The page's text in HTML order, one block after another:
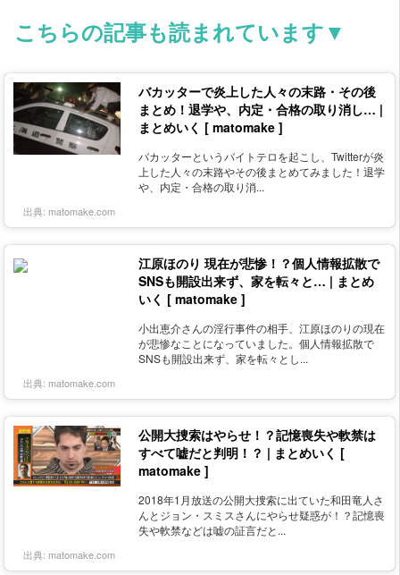
こちらの記事も読まれています▼
バカッターで炎上した人々の末路・その後
まとめ！退学や、内定・合格の取り消し… |
まとめいく [ matomake ]
バカッターというバイトテロを起こし、Twitterが炎
上した人々の末路やその後まとめてみました！退学
や、内定・合格の取り消...
出典: matomake.com
江原ほのり 現在が悲惨！？個人情報拡散で
SNSも開設出来ず、家を転々と… | まとめ
いく [ matomake ]
小出恵介さんの淫行事件の相手、江原ほのりの現在
が悲惨なことになっていました。個人情報拡散で
SNSも開設出来ず、家を転々とし...
出典: matomake.com
公開大捜索はやらせ！？記憶喪失や軟禁は
すべて嘘だと判明！？ | まとめいく [
matomake ]
2018年1月放送の公開大捜索に出ていた和田竜人さ
んとジョン・スミスさんにやらせ疑惑が！？記憶喪
失や軟禁などは嘘の証言だと...
出典: matomake.com